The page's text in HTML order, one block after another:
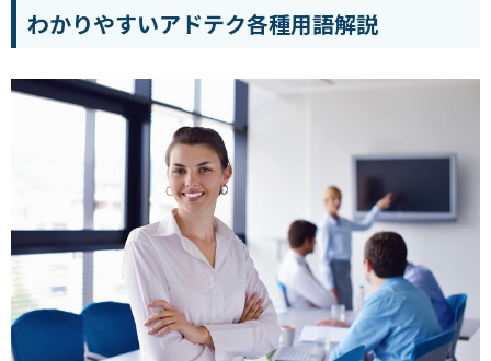
わかりやすいアドテク各種用語解説